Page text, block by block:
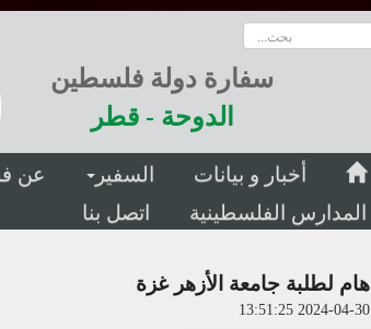
سفارة دولة فلسطين
الدوحة - قطر
أخبار و بيانات السفير عن
المدارس الفلسطينية
اتصل بنا
هام لطلبة جامعة الأزهر غزة
2024-04-30 13:51:25